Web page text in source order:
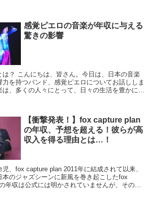
感覚ピエロの音楽が年収に与える
驚きの影響
は？ こんにちは、皆さん。今日は、日本の音楽
を持つバンド、感覚ピエロについてお話ししま
は、多くの人々にとって、日々の生活を豊かにす
【衝撃発表！】fox capture plan
の年収、予想を超える！彼らが高
収入を得る理由とは…！
、fox capture plan 2011年に結成されて以来、
本のジャズシーンに新風を巻き起こしたfox
年収は公式には明かされていませんが、その人